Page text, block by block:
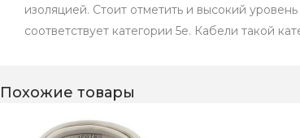
изоляцией. Стоит отметить и высокий
соответствует категории 5e. Кабели такой
Похожие товары